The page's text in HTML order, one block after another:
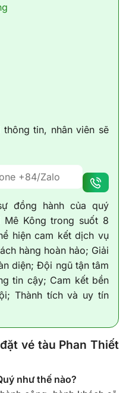
tin, nhân viên sẽ
đồng hành của quý
Mê Kông trong suốt 8
hiện cam kết dịch vụ
hàng hoàn hảo; Giải
diện; Đội ngũ tận tâm
tin cậy; Cam kết bền
Thành tích và uy tín
vé tàu Phan Thiết
như thế nào?